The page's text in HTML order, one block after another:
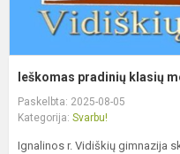
Ieškomas pradinių klasių
Paskelbta: 2025-08-05
Kategorija: Svarbu!
Ignalinos r. Vidiškių gimnazija